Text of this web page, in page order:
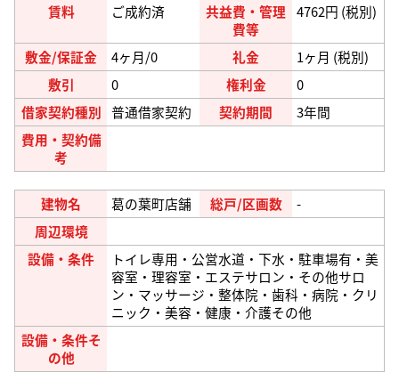
賃料 ご成約済
共益費・管理
費等
4762円 (税別)
敷金/保証金 4ヶ月/0 礼金 1ヶ月 (税別)
敷引
0 権利金
0
借家契約種別 普通借家契約 契約期間
3年間
費用・契約備
考
建物名 葛の葉町店舗 総戸/区画数
-
周辺環境
設備・条件
トイレ専用・公営水道・下水・駐車場有・美
容室・理容室・エステサロン・その他サロ
ン・マッサージ・整体院・歯科・病院・クリ
ニック・美容・健康・介護その他
設備・条件そ
の他